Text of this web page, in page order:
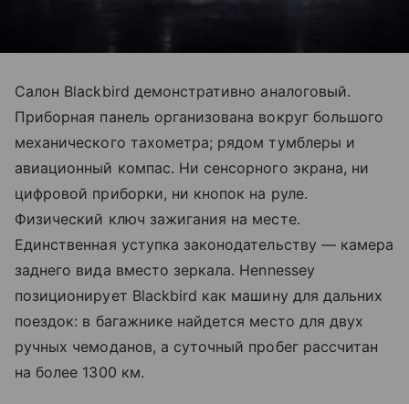
Салон Blackbird демонстративно аналоговый.
Приборная панель организована вокруг большого
механического тахометра; рядом тумблеры и
авиационный компас. Ни сенсорного экрана, ни
цифровой приборки, ни кнопок на руле.
Физический ключ зажигания на месте.
Единственная уступка законодательству — камера
заднего вида вместо зеркала. Hennessey
позиционирует Blackbird как машину для дальних
поездок: в багажнике найдется место для двух
ручных чемоданов, а суточный пробег рассчитан
на более 1300 км.